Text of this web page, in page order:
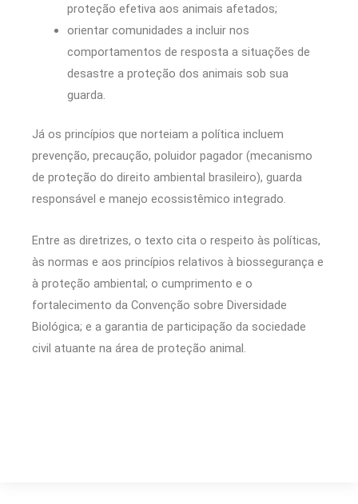
proteção efetiva aos animais afetados;
orientar comunidades a incluir nos
comportamentos de resposta a situações de
desastre a proteção dos animais sob sua
guarda.
Já os princípios que norteiam a política incluem
prevenção, precaução, poluidor pagador (mecanismo
de proteção do direito ambiental brasileiro), guarda
responsável e manejo ecossistêmico integrado.
Entre as diretrizes, o texto cita o respeito às políticas,
às normas e aos princípios relativos à biossegurança e
à proteção ambiental; o cumprimento e o
fortalecimento da Convenção sobre Diversidade
Biológica; e a garantia de participação da sociedade
civil atuante na área de proteção animal.